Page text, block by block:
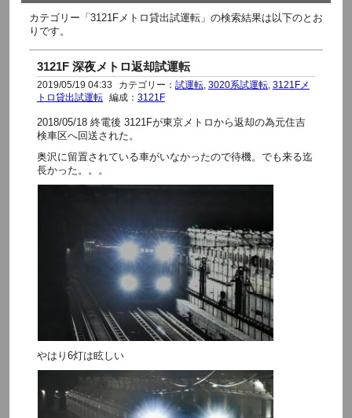
カテゴリー「3121Fメトロ貸出試運転」の検索結果は以下のとお
りです。
3121F 深夜メトロ返却試運転
2019/05/19 04:33 カテゴリー： 試運転, 3020系試運転, 3121Fメ
トロ貸出試運転
編成： 3121F
2018/05/18 終電後 3121Fが東京メトロから返却の為元住吉
検車区へ回送された。
奥沢に留置されている車がいなかったので待機。でも来る迄
長かった。。。
やはり6灯は眩しい